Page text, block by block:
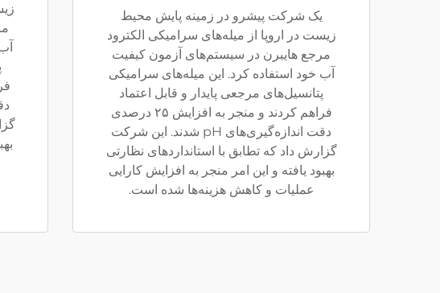
یک شرکت پیشرو در زمینه پایش محیط
زیست در اروپا از میله‌های سرامیکی الکترود
مرجع هایبرن در سیستم‌های آزمون کیفیت
آب خود استفاده کرد. این میله‌های سرامیکی
پتانسیل‌های مرجعی پایدار و قابل اعتماد
فراهم کردند و منجر به افزایش ۲۵ درصدی
دقت اندازه‌گیری‌های pH شدند. این شرکت
گزارش داد که تطابق با استانداردهای نظارتی
بهبود یافته و این امر منجر به افزایش کارایی
عملیات و کاهش هزینه‌ها شده است.